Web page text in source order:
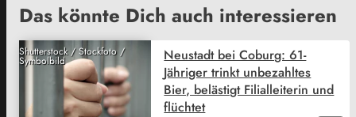
Das könnte Dich auch interessieren
Shutterstock / Stockfoto /
Symbolbild
Neustadt bei Coburg: 61-
Jähriger trinkt unbezahltes
Bier, belästigt Filialleiterin und
flüchtet